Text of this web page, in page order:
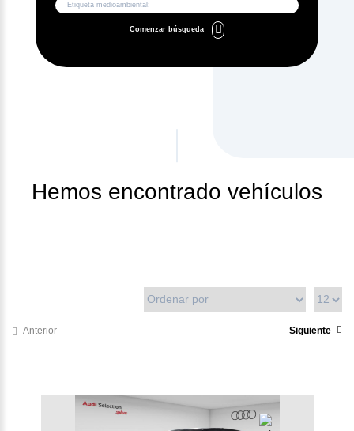
Etiqueta medioambiental:
Comenzar búsqueda
Hemos encontrado vehículos
Anterior Siguiente